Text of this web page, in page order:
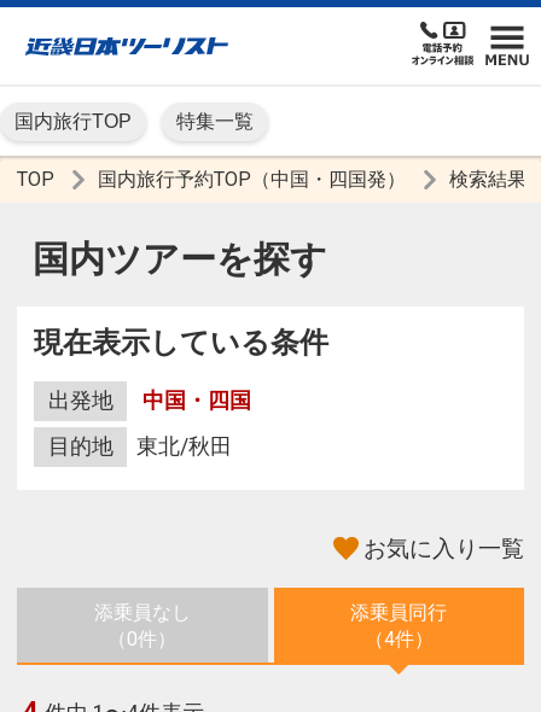
国内旅行TOP 特集一覧
TOP 国内旅行予約TOP（中国・四国発） 検索結果
国内ツアーを探す
現在表示している条件
出発地
中国・四国
目的地
東北/秋田
お気に入り一覧
添乗員なし
（0件）
添乗員同行
（4件）